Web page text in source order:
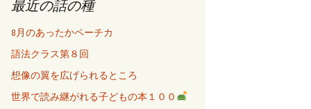
最近の話の種
8月のあったかペーチカ
語法クラス第８回
想像の翼を広げられるところ
世界で読み継がれる子どもの本１００